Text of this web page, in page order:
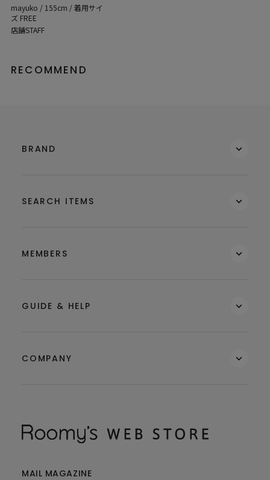
mayuko / 155cm / 着用サイ
ズ FREE
店舗STAFF
RECOMMEND
BRAND
SEARCH ITEMS
MEMBERS
GUIDE & HELP
COMPANY
MAIL MAGAZINE